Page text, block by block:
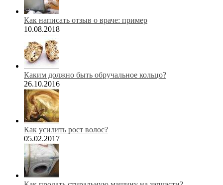
Как написать отзыв о враче: пример
10.08.2018
Каким должно быть обручальное кольцо?
26.10.2016
Как усилить рост волос?
05.02.2017